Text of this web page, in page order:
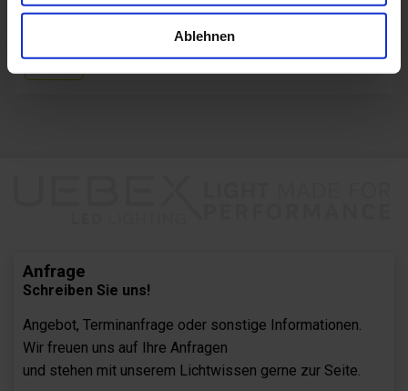
Ablehnen
für den Einsatz in Sportstätten, Turnhallen und Schulen
Anfrage
Schreiben Sie uns!
Angebot, Terminanfrage oder sonstige Informationen.
Wir freuen uns auf Ihre Anfragen
und stehen mit unserem Lichtwissen gerne zur Seite.